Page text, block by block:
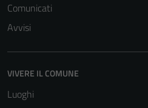
Comunicati
Avvisi
VIVERE IL COMUNE
Luoghi